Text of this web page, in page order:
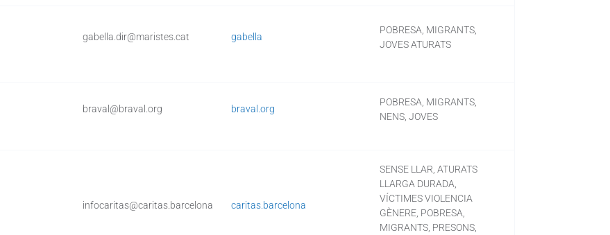
gabella.dir@maristes.cat gabella
POBRESA, MIGRANTS,
JOVES ATURATS
braval@braval.org braval.org
POBRESA, MIGRANTS,
NENS, JOVES
infocaritas@caritas.barcelona caritas.barcelona
SENSE LLAR, ATURATS
LLARGA DURADA,
VÍCTIMES VIOLENCIA
GÈNERE, POBRESA,
MIGRANTS, PRESONS,